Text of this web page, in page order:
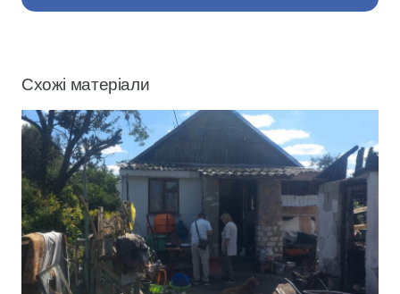
Схожі матеріали